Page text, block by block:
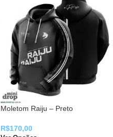
Moletom Raiju – Preto
R$170,00